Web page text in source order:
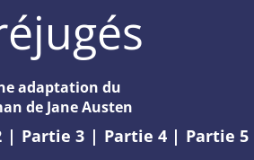
adaptation du
de Jane Austen
| Partie 3 | Partie 4 | Partie 5